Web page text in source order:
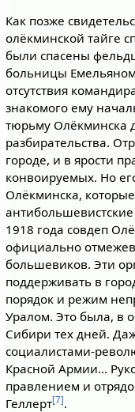
Как позже
олёкминской тайге
были спасены
больницы
отсутствия
знакомого ему
тюрьму Олёкминска
разбирательства.
городе, и в ярости
конвоируемых. Но
Олёкминска,
1918 года совдеп
официально
большевиков. Эти
поддерживать в
порядок и режим
Уралом. Это была, в
Сибири тех дней.
социалистами-
Красной Армии…
правлением и
Геллерт[7].